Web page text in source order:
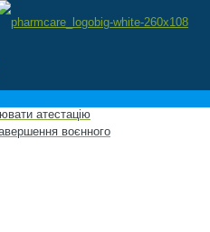
атестацію
воєнного